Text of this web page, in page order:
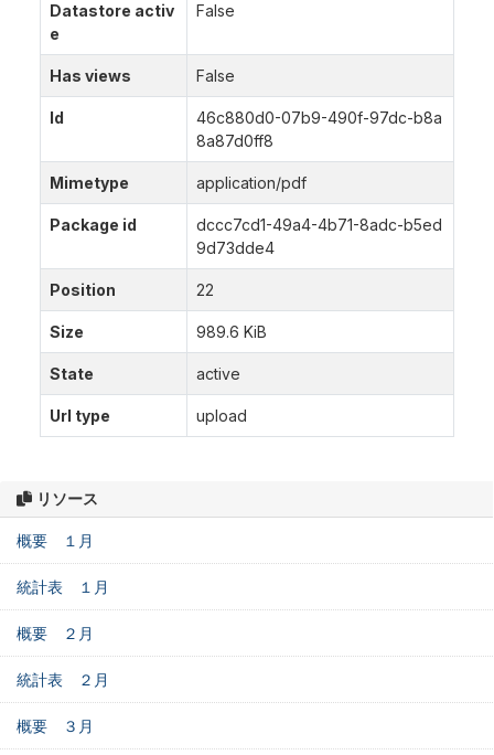
リソース
概要 １月
統計表 １月
概要 ２月
統計表 ２月
概要 ３月
Datastore activ
e
False
Has views False
Id
46c880d0-07b9-490f-97dc-b8a
8a87d0ff8
Mimetype application/pdf
Package id
dccc7cd1-49a4-4b71-8adc-b5ed
9d73dde4
Position 22
Size 989.6 KiB
State active
Url type upload